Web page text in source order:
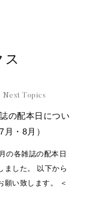
ス
Next Topics
の配本日につい
月・8月）
の各雑誌の配本日
ました。 以下から
願い致します。 ＜